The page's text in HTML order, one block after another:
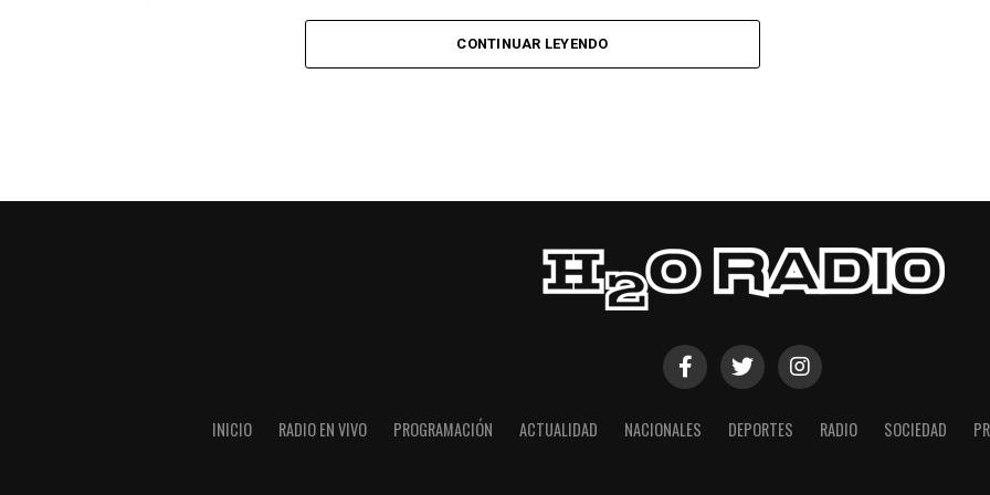
pelota luego de un tiro en el travesaño del delanatero del Inter, pero se terminó llevando una
CONTINUAR LEYENDO
INICIO RADIO EN VIVO PROGRAMACIÓN ACTUALIDAD NACIONALES DEPORTES RADIO SOCIEDAD